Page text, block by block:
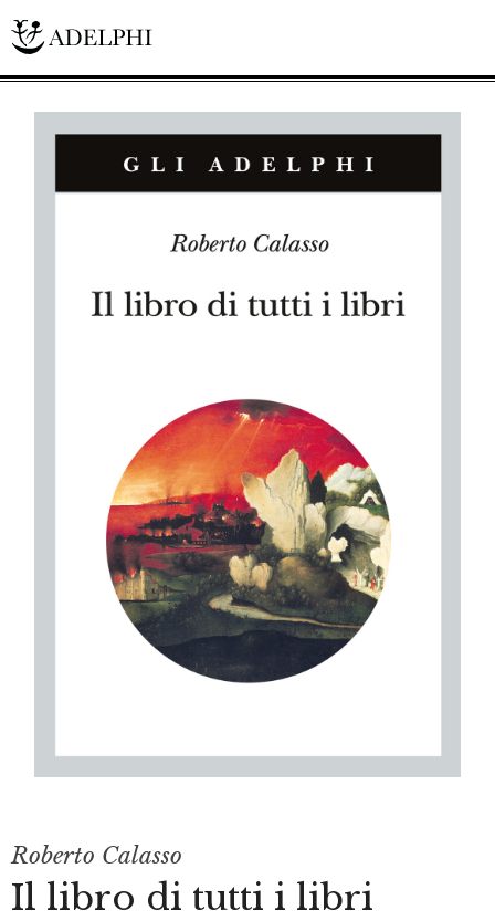
Roberto Calasso
Il libro di tutti i libri